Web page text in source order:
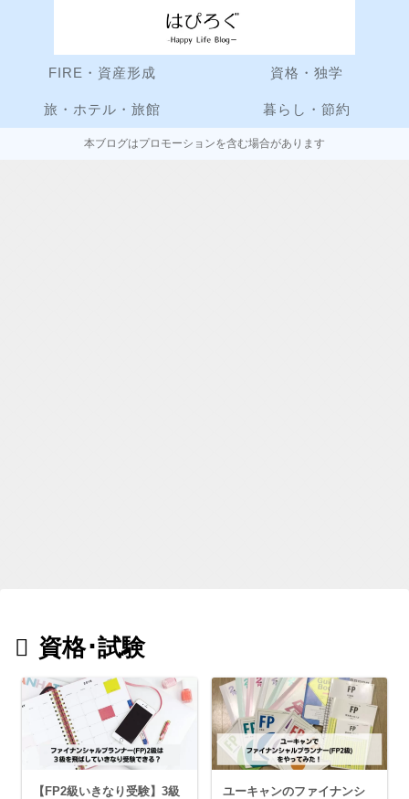
FIRE・資産形成 資格・独学
旅・ホテル・旅館 暮らし・節約
本ブログはプロモーションを含む場合があります
資格･試験
【FP2級いきなり受験】3級
ユーキャンのファイナンシ